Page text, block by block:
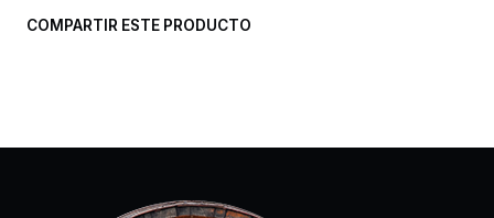
COMPARTIR ESTE PRODUCTO